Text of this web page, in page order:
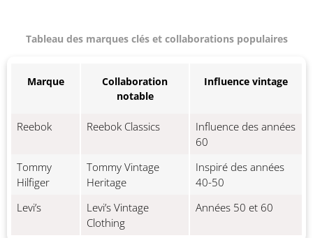
Tableau des marques clés et collaborations populaires
Marque
Collaboration
notable
Influence vintage
Reebok Reebok Classics
Influence des années
60
Tommy
Hilfiger
Tommy Vintage
Heritage
Inspiré des années
40-50
Levi’s
Levi’s Vintage
Clothing
Années 50 et 60